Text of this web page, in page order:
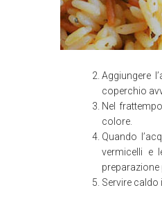
Aggiungere
coperchio
Nel
colore.
Quando
vermicelli e
preparazione
Servire caldo